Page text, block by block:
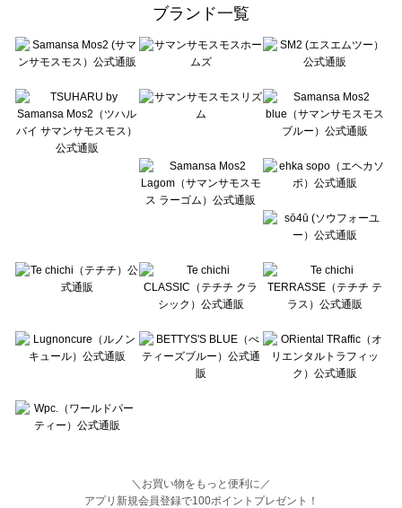
sō4ū（ソウフォーユー）の雑貨一覧
Te chichi（テチチ）の雑貨一覧
Te chichi CLASSIC（テチチ クラシック）の雑貨一覧
Lugnoncure（ルノンキュール）の雑貨一覧
BETTY'S BLUE（べティーズブルー）の雑貨一覧
Wpc.（ワールドパーティー）の雑貨一覧
ブランド一覧
＼お買い物をもっと便利に／
アプリ新規会員登録で100ポイントプレゼント！